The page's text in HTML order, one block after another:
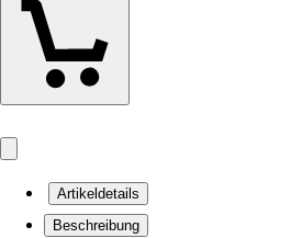
Artikeldetails
Beschreibung